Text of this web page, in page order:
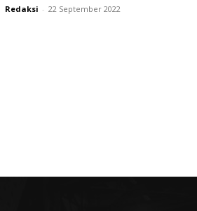
Redaksi - 22 September 2022